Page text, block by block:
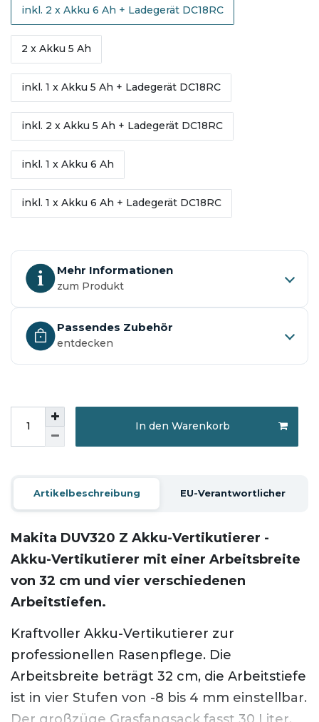
inkl. 2 x Akku 6 Ah + Ladegerät DC18RC
2 x Akku 5 Ah
inkl. 1 x Akku 5 Ah + Ladegerät DC18RC
inkl. 2 x Akku 5 Ah + Ladegerät DC18RC
inkl. 1 x Akku 6 Ah
inkl. 1 x Akku 6 Ah + Ladegerät DC18RC
Mehr Informationen
zum Produkt
Passendes Zubehör
entdecken
In den Warenkorb
Artikelbeschreibung EU-Verantwortlicher
Makita DUV320 Z Akku-Vertikutierer -
Akku-Vertikutierer mit einer Arbeitsbreite
von 32 cm und vier verschiedenen
Arbeitstiefen.
Kraftvoller Akku-Vertikutierer zur
professionellen Rasenpflege. Die
Arbeitsbreite beträgt 32 cm, die Arbeitstiefe
ist in vier Stufen von -8 bis 4 mm einstellbar.
Der großzüge Grasfangsack fasst 30 Liter.